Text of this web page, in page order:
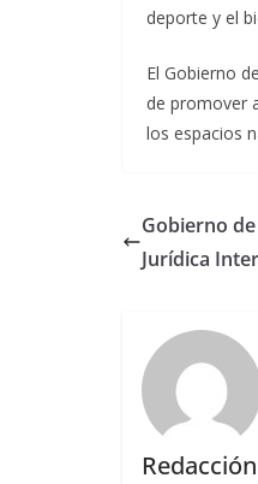
deporte y el
El Gobierno
de promover
los espacios
Gobierno
Jurídica